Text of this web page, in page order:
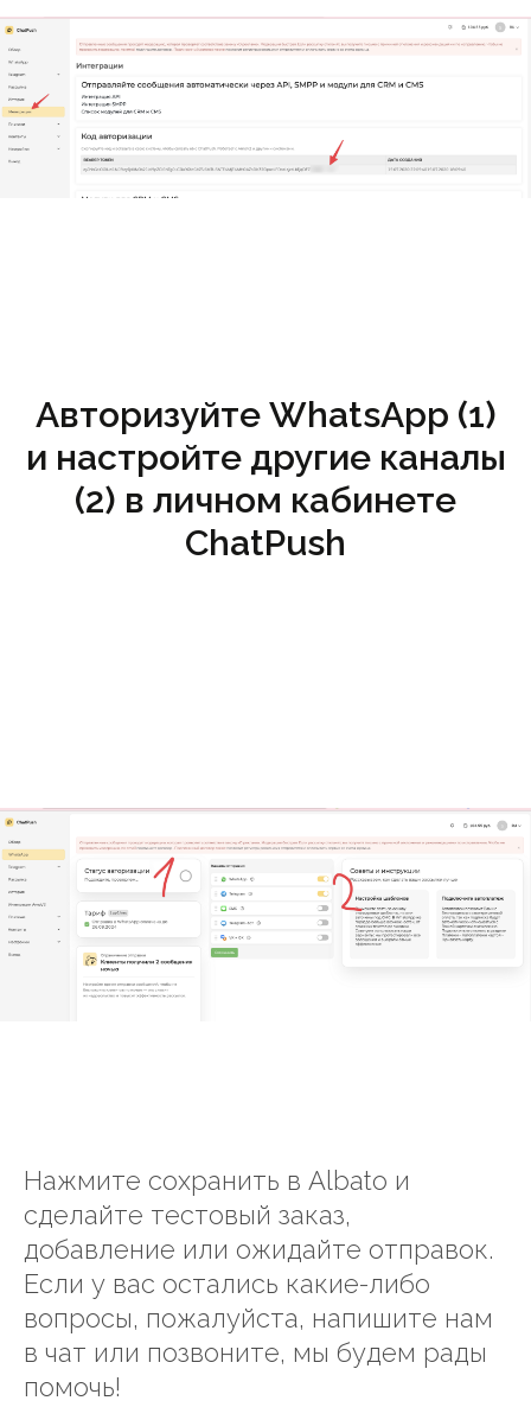
Авторизуйте WhatsApp (1)
и настройте другие каналы
(2) в личном кабинете
ChatPush
Нажмите сохранить в Albato и
сделайте тестовый заказ,
добавление или ожидайте отправок.
Если у вас остались какие-либо
вопросы, пожалуйста, напишите нам
в чат или позвоните, мы будем рады
помочь!